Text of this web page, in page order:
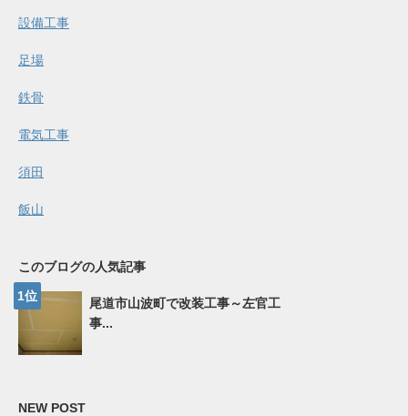
設備工事
足場
鉄骨
電気工事
須田
飯山
このブログの人気記事
尾道市山波町で改装工事～左官工
事...
NEW POST